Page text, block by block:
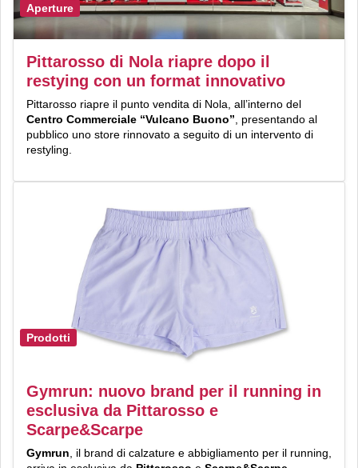
Aperture
Pittarosso di Nola riapre dopo il
restying con un format innovativo
Pittarosso riapre il punto vendita di Nola, all’interno del
Centro Commerciale “Vulcano Buono” , presentando al
pubblico uno store rinnovato a seguito di un intervento di
restyling.
Prodotti
Gymrun: nuovo brand per il running in
esclusiva da Pittarosso e
Scarpe&Scarpe
Gymrun , il brand di calzature e abbigliamento per il running,